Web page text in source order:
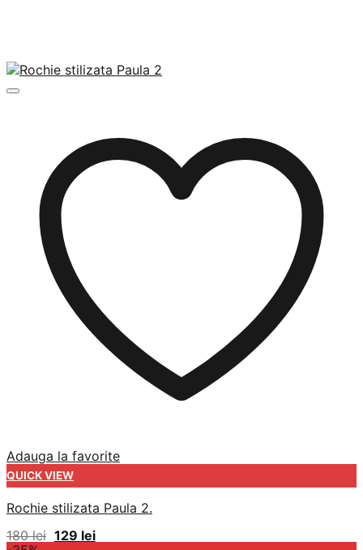
Adauga la favorite
QUICK VIEW
Rochie stilizata Paula 2.
180lei Prețul
129 leiPrețul